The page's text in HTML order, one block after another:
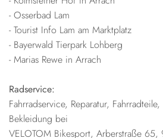
- Osserbad Lam
- Tourist Info Lam am Marktplatz
- Bayerwald Tierpark Lohberg
- Marias Rewe in Arrach
Radservice:
Fahrradservice, Reparatur,
Bekleidung bei
VELOTOM Bikesport, Arberstraße 65,